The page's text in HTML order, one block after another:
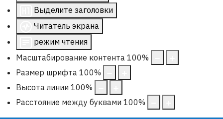
Выделите заголовки
Читатель экрана
режим чтения
Масштабирование контента 100%
Размер шрифта 100%
Высота линии 100%
Расстояние между буквами 100%